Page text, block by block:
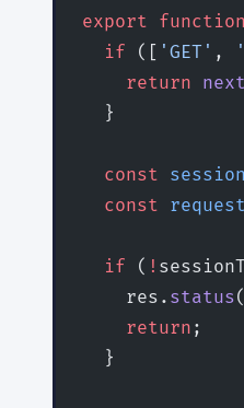
export function
  if
([ 'GET' ,
    return
next
  }
  const
  const
  if
( !
    res.
status(
    return
;
  }